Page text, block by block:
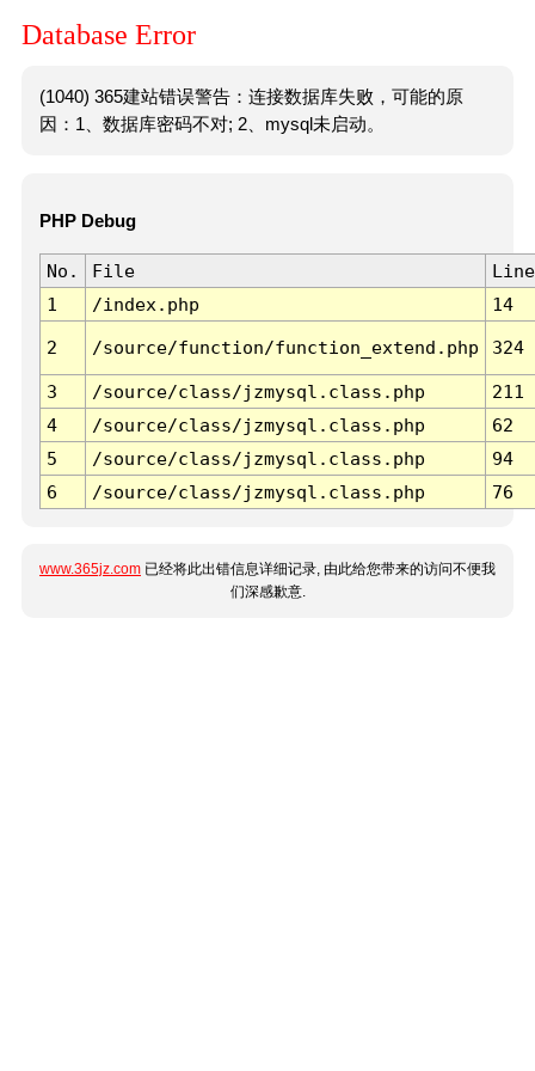
Database Error
(1040) 365建站错误警告：连接数据库失败，可能的原
因：1、数据库密码不对; 2、mysql未启动。
PHP Debug
No. File
Line
1
/index.php 14
2 /source/function/function_extend.php 324
3 /source/class/jzmysql.class.php
211
4
/source/class/jzmysql.class.php
62
5
/source/class/jzmysql.class.php
94
6
/source/class/jzmysql.class.php 76
www.365jz.com 已经将此出错信息详细记录, 由此给您带来的访问不便我
们深感歉意.